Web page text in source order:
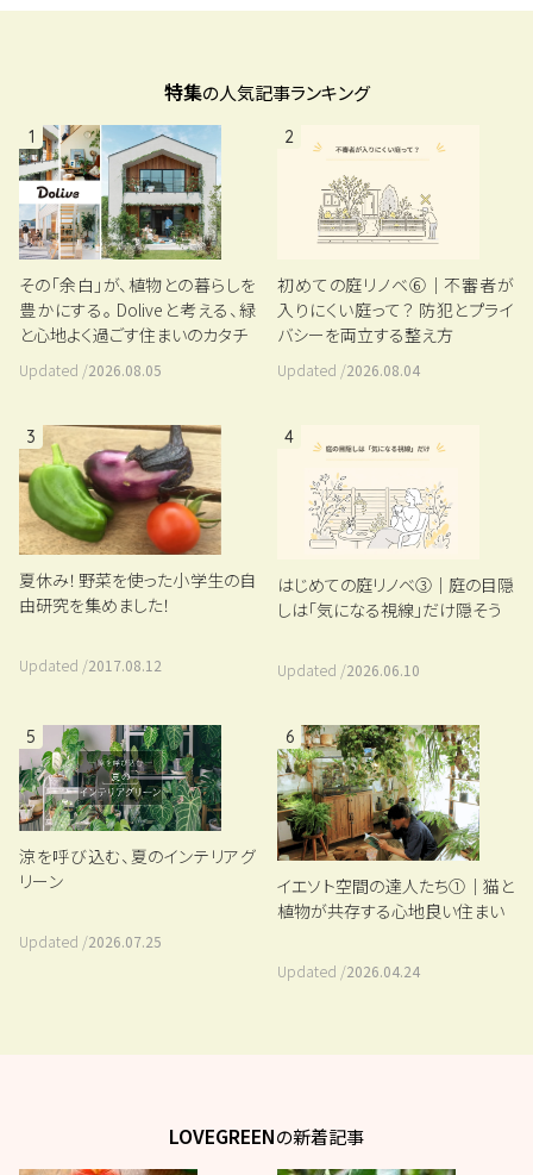
特集の人気記事ランキング
1
その「余白」が、植物との暮らしを
豊かにする。 Doliveと考える、緑
と心地よく過ごす住まいのカタチ
Updated /2026.08.05
2
初めての庭リノベ⑥｜不審者が
入りにくい庭って？ 防犯とプライ
バシーを両立する整え方
Updated /2026.08.04
3
夏休み！野菜を使った小学生の自
由研究を集めました！
Updated /2017.08.12
4
はじめての庭リノベ③｜庭の目隠
しは「気になる視線」だけ隠そう
Updated /2026.06.10
5
涼を呼び込む、夏のインテリアグ
リーン
Updated /2026.07.25
6
イエソト空間の達人たち①｜猫と
植物が共存する心地良い住まい
Updated /2026.04.24
LOVEGREENの新着記事